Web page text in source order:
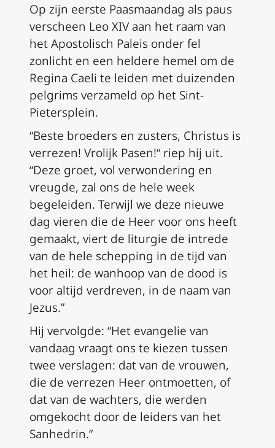
Op zijn eerste Paasmaandag als paus
verscheen Leo XIV aan het raam van
het Apostolisch Paleis onder fel
zonlicht en een heldere hemel om de
Regina Caeli te leiden met duizenden
pelgrims verzameld op het Sint-
Pietersplein.
“Beste broeders en zusters, Christus is
verrezen! Vrolijk Pasen!“ riep hij uit.
“Deze groet, vol verwondering en
vreugde, zal ons de hele week
begeleiden. Terwijl we deze nieuwe
dag vieren die de Heer voor ons heeft
gemaakt, viert de liturgie de intrede
van de hele schepping in de tijd van
het heil: de wanhoop van de dood is
voor altijd verdreven, in de naam van
Jezus.”
Hij vervolgde: “Het evangelie van
vandaag vraagt ons te kiezen tussen
twee verslagen: dat van de vrouwen,
die de verrezen Heer ontmoetten, of
dat van de wachters, die werden
omgekocht door de leiders van het
Sanhedrin.”